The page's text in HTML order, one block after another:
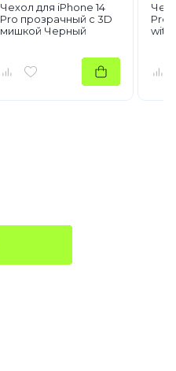
Чехол для iPhone 14
Pro прозрачный с 3D
мишкой Черный
Pro
with